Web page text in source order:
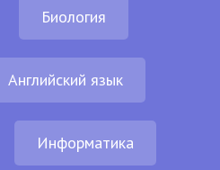
Биология
Английский язык
Информатика